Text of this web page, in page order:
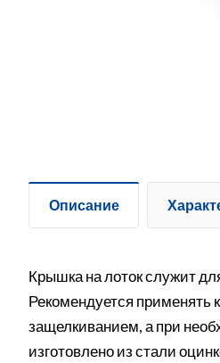
Описание
Крышка на лоток служит
Рекомендуется
защелкиванием, а при
изготовлено из стали